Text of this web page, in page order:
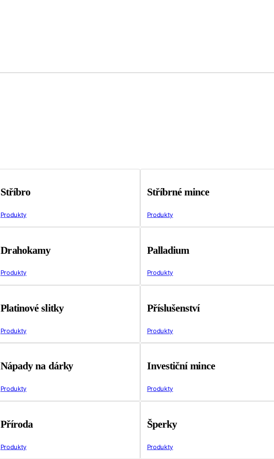
Stříbro
Produkty
Stříbrné mince
Produkty
Drahokamy
Produkty
Palladium
Produkty
Platinové slitky
Produkty
Příslušenství
Produkty
Nápady na dárky
Produkty
Investiční mince
Produkty
Příroda
Produkty
Šperky
Produkty